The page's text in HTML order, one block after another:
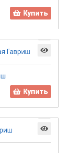
Купить
Купить